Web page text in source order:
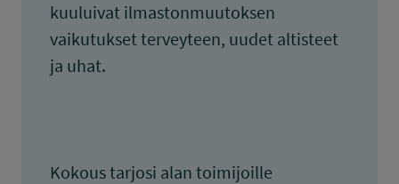
kuuluivat ilmastonmuutoksen
vaikutukset terveyteen, uudet altisteet
ja uhat.
Kokous tarjosi alan toimijoille